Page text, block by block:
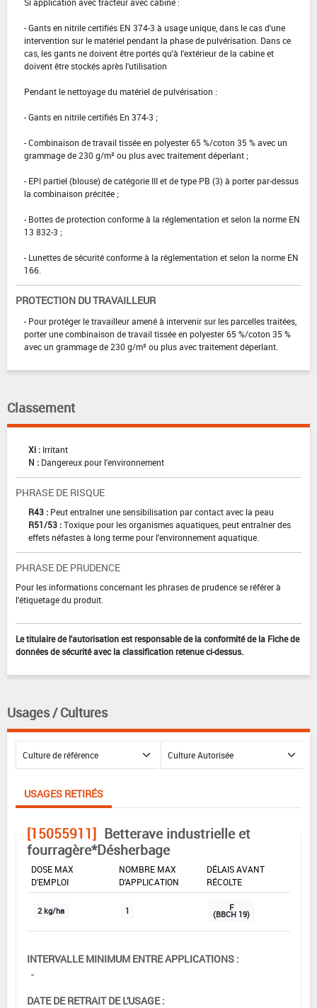
- Gants en nitrile certifiés EN 374-3 à usage unique, dans le cas d'une
intervention sur le matériel pendant la phase de pulvérisation. Dans ce
cas, les gants ne doivent être portés qu'à l'extérieur de la cabine et
doivent être stockés après l'utilisation
Pendant le nettoyage du matériel de pulvérisation :
- Gants en nitrile certifiés En 374-3 ;
- Combinaison de travail tissée en polyester 65 %/coton 35 % avec un
grammage de 230 g/m² ou plus avec traitement déperlant ;
- EPI partiel (blouse) de catégorie III et de type PB (3) à porter par-dessus
la combinaison précitée ;
- Bottes de protection conforme à la réglementation et selon la norme EN
13 832-3 ;
- Lunettes de sécurité conforme à la réglementation et selon la norme EN
166.
PROTECTION DU TRAVAILLEUR
- Pour protéger le travailleur amené à intervenir sur les parcelles traitées,
porter une combinaison de travail tissée en polyester 65 %/coton 35 %
avec un grammage de 230 g/m² ou plus avec traitement déperlant.
Classement
Xi : Irritant
N : Dangereux pour l'environnement
PHRASE DE RISQUE
R43 : Peut entraîner une sensibilisation par contact avec la peau
R51/53 :Toxique pour les organismes aquatiques, peut entraîner des
effets néfastes à long terme pour l'environnement aquatique.
PHRASE DE PRUDENCE
Pour les informations concernant les phrases de prudence se référer à
l'étiquetage du produit.
Le titulaire de l'autorisation est responsable de la conformité de la Fiche de
données de sécurité avec la classification retenue ci-dessus.
Usages / Cultures
USAGES RETIRÉS
[15055911] Betterave industrielle et
fourragère*Désherbage
DOSE MAX
D'EMPLOI
NOMBRE MAX
D'APPLICATION
DÉLAIS AVANT
RÉCOLTE
2 kg/ha 1 F
(BBCH 19)
INTERVALLE MINIMUM ENTRE APPLICATIONS :
-
DATE DE RETRAIT DE L'USAGE :